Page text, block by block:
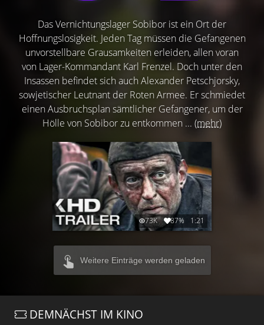
Das Vernichtungslager Sobibor ist ein Ort der
Hoffnungslosigkeit. Jeden Tag müssen die Gefangenen
unvorstellbare Grausamkeiten erleiden, allen voran
von Lager-Kommandant Karl Frenzel. Doch unter den
Insassen befindet sich auch Alexander Petschjorsky,
sowjetischer Leutnant der Roten Armee. Er schmiedet
einen Ausbruchsplan sämtlicher Gefangener, um der
Hölle von Sobibor zu entkommen ... (mehr)
73K 87% 1:21
Weitere Einträge werden geladen
DEMNÄCHST IM KINO